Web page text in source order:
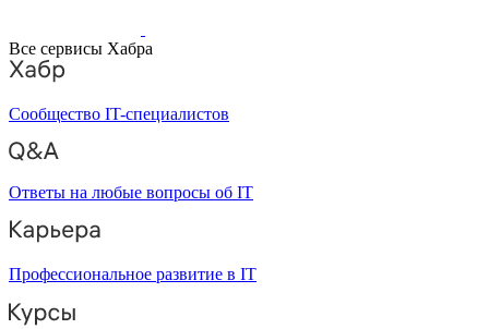
Все сервисы Хабра
Сообщество IT-специалистов
Ответы на любые вопросы об IT
Профессиональное развитие в IT